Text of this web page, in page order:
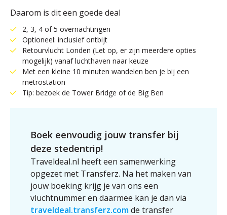
Daarom is dit een goede deal
2, 3, 4 of 5 overnachtingen
Optioneel: inclusief ontbijt
Retourvlucht Londen (Let op, er zijn meerdere opties
mogelijk) vanaf luchthaven naar keuze
Met een kleine 10 minuten wandelen ben je bij een
metrostation
Tip: bezoek de Tower Bridge of de Big Ben
Boek eenvoudig jouw transfer bij
deze stedentrip!
Traveldeal.nl heeft een samenwerking
opgezet met Transferz. Na het maken van
jouw boeking krijg je van ons een
vluchtnummer en daarmee kan je dan via
traveldeal.transferz.comde transfer